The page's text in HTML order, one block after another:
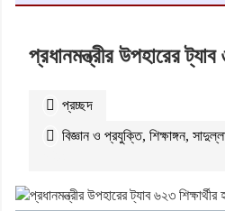
প্রধানমন্ত্রীর উপহারের ট্যাব
প্রচ্ছদ
বিজ্ঞান ও প্রযুক্তি, শিক্ষাঙ্গন,